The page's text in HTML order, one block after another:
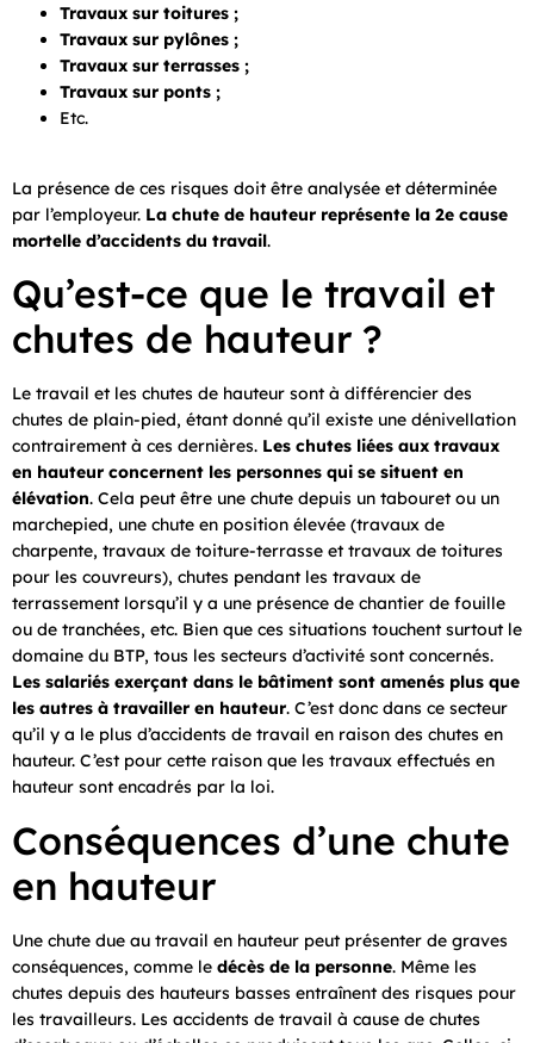
Travaux sur toitures ;
Travaux sur pylônes ;
Travaux sur terrasses ;
Travaux sur ponts ;
Etc.
La présence de ces risques doit être analysée et déterminée
par l’employeur. La chute de hauteur représente la 2e cause
mortelle d’accidents du travail.
Qu’est-ce que le travail et
chutes de hauteur ?
Le travail et les chutes de hauteur sont à différencier des
chutes de plain-pied, étant donné qu’il existe une dénivellation
contrairement à ces dernières. Les chutes liées aux travaux
en hauteur concernent les personnes qui se situent en
élévation. Cela peut être une chute depuis un tabouret ou un
marchepied, une chute en position élevée (travaux de
charpente, travaux de toiture-terrasse et travaux de toitures
pour les couvreurs), chutes pendant les travaux de
terrassement lorsqu’il y a une présence de chantier de fouille
ou de tranchées, etc. Bien que ces situations touchent surtout le
domaine du BTP, tous les secteurs d’activité sont concernés.
Les salariés exerçant dans le bâtiment sont amenés plus que
les autres à travailler en hauteur. C’est donc dans ce secteur
qu’il y a le plus d’accidents de travail en raison des chutes en
hauteur. C’est pour cette raison que les travaux effectués en
hauteur sont encadrés par la loi.
Conséquences d’une chute
en hauteur
Une chute due au travail en hauteur peut présenter de graves
conséquences, comme le décès de la personne. Même les
chutes depuis des hauteurs basses entraînent des risques pour
les travailleurs. Les accidents de travail à cause de chutes